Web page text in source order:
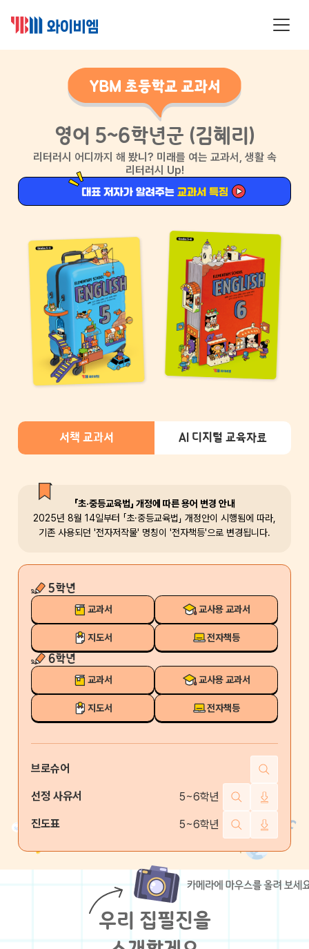
영어 5~6학년군 (김혜리)
리터러시 어디까지 해 봤니? 미래를 여는 교과서, 생활 속
리터러시 Up!
서책 교과서 AI 디지털 교육자료
「초·중등교육법」 개정에 따른 용어 변경 안내
2025년 8월 14일부터 「초·중등교육법」 개정안이 시행됨에 따라,
기존 사용되던 '전자저작물' 명칭이 '전자책등'으로 변경됩니다.
5학년
교과서
교사용 교과서
지도서
전자책등
6학년
교과서
교사용 교과서
지도서 전자책등
브로슈어
선정 사유서 5~6학년
진도표 5~6학년
우리 집필진을